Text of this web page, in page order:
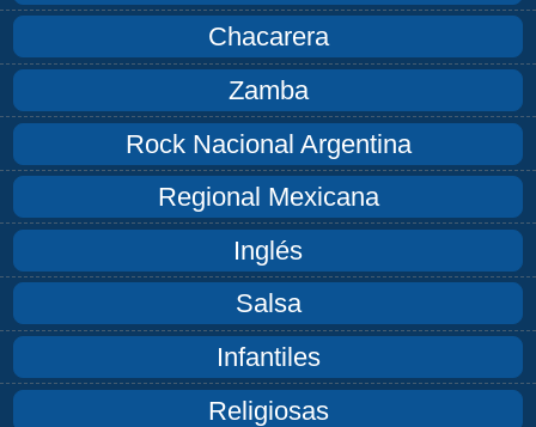
Chacarera
Zamba
Rock Nacional Argentina
Regional Mexicana
Inglés
Salsa
Infantiles
Religiosas